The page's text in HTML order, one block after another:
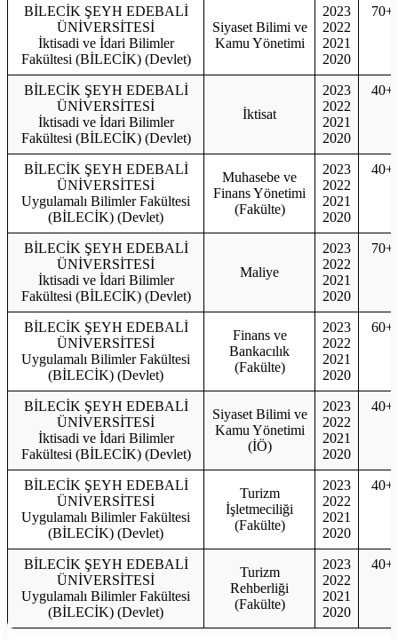
BİLECİK ŞEYH EDEBALİ
ÜNİVERSİTESİ
İktisadi ve İdari Bilimler
Fakültesi (BİLECİK) (Devlet)
Siyaset Bilimi ve
Kamu Yönetimi
2023
2022
2021
2020
BİLECİK ŞEYH EDEBALİ
ÜNİVERSİTESİ
İktisadi ve İdari Bilimler
Fakültesi (BİLECİK) (Devlet)
İktisat
2023
2022
2021
2020
BİLECİK ŞEYH EDEBALİ
ÜNİVERSİTESİ
Uygulamalı Bilimler Fakültesi
(BİLECİK) (Devlet)
Muhasebe ve
Finans Yönetimi
(Fakülte)
2023
2022
2021
2020
BİLECİK ŞEYH EDEBALİ
ÜNİVERSİTESİ
İktisadi ve İdari Bilimler
Fakültesi (BİLECİK) (Devlet)
Maliye
2023
2022
2021
2020
BİLECİK ŞEYH EDEBALİ
ÜNİVERSİTESİ
Uygulamalı Bilimler Fakültesi
(BİLECİK) (Devlet)
Finans ve
Bankacılık
(Fakülte)
2023
2022
2021
2020
BİLECİK ŞEYH EDEBALİ
ÜNİVERSİTESİ
İktisadi ve İdari Bilimler
Fakültesi (BİLECİK) (Devlet)
Siyaset Bilimi ve
Kamu Yönetimi
(İÖ)
2023
2022
2021
2020
BİLECİK ŞEYH EDEBALİ
ÜNİVERSİTESİ
Uygulamalı Bilimler Fakültesi
(BİLECİK) (Devlet)
Turizm
İşletmeciliği
(Fakülte)
2023
2022
2021
2020
BİLECİK ŞEYH EDEBALİ
ÜNİVERSİTESİ
Uygulamalı Bilimler Fakültesi
(BİLECİK) (Devlet)
Turizm
Rehberliği
(Fakülte)
2023
2022
2021
2020